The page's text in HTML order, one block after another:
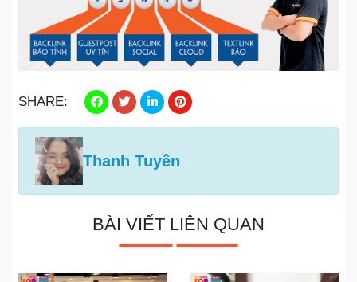
SHARE:
Thanh Tuyền
BÀI VIẾT LIÊN QUAN